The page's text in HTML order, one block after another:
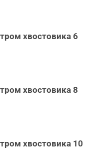
хвостовика 6
хвостовика 8
хвостовика 10